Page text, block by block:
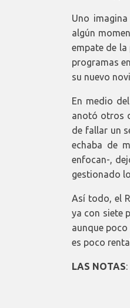
Uno
algún
empate de
programas
su nuevo
En medio
anotó otros
de fallar un
echaba de
enfocan-,
gestionado
Así todo, el
ya con siete
aunque
es poco
LAS NOTAS: